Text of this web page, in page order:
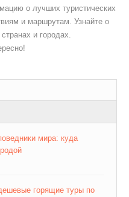
о лучших туристических
и маршрутам. Узнайте о
и городах.
мира: куда
горящие туры по